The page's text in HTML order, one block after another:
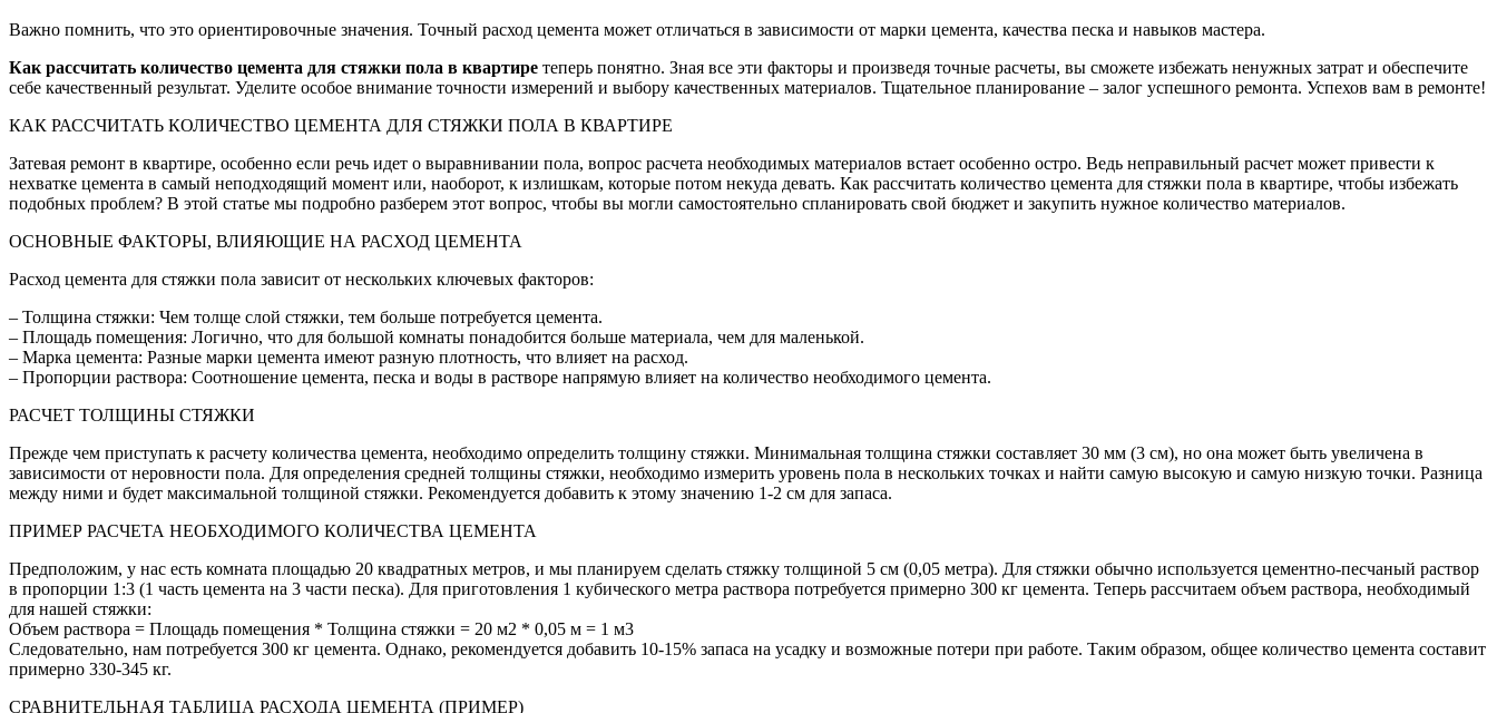
Важно помнить, что это ориентировочные значения. Точный расход цемента может отличаться в зависимости от марки цемента, качества песка и навыков мастера.
Как рассчитать количество цемента для стяжки пола в квартире теперь понятно. Зная все эти факторы и произведя точные расчеты, вы сможете избежать ненужных затрат и обеспечите
себе качественный результат. Уделите особое внимание точности измерений и выбору качественных материалов. Тщательное планирование – залог успешного ремонта. Успехов вам в ремонте!
КАК РАССЧИТАТЬ КОЛИЧЕСТВО ЦЕМЕНТА ДЛЯ СТЯЖКИ ПОЛА В КВАРТИРЕ
Затевая ремонт в квартире, особенно если речь идет о выравнивании пола, вопрос расчета необходимых материалов встает особенно остро. Ведь неправильный расчет может привести к
нехватке цемента в самый неподходящий момент или, наоборот, к излишкам, которые потом некуда девать. Как рассчитать количество цемента для стяжки пола в квартире, чтобы избежать
подобных проблем? В этой статье мы подробно разберем этот вопрос, чтобы вы могли самостоятельно спланировать свой бюджет и закупить нужное количество материалов.
ОСНОВНЫЕ ФАКТОРЫ, ВЛИЯЮЩИЕ НА РАСХОД ЦЕМЕНТА
Расход цемента для стяжки пола зависит от нескольких ключевых факторов:
– Толщина стяжки: Чем толще слой стяжки, тем больше потребуется цемента.
– Площадь помещения: Логично, что для большой комнаты понадобится больше материала, чем для маленькой.
– Марка цемента: Разные марки цемента имеют разную плотность, что влияет на расход.
– Пропорции раствора: Соотношение цемента, песка и воды в растворе напрямую влияет на количество необходимого цемента.
РАСЧЕТ ТОЛЩИНЫ СТЯЖКИ
Прежде чем приступать к расчету количества цемента, необходимо определить толщину стяжки. Минимальная толщина стяжки составляет 30 мм (3 см), но она может быть увеличена в
зависимости от неровности пола. Для определения средней толщины стяжки, необходимо измерить уровень пола в нескольких точках и найти самую высокую и самую низкую точки. Разница
между ними и будет максимальной толщиной стяжки. Рекомендуется добавить к этому значению 1-2 см для запаса.
ПРИМЕР РАСЧЕТА НЕОБХОДИМОГО КОЛИЧЕСТВА ЦЕМЕНТА
Предположим, у нас есть комната площадью 20 квадратных метров, и мы планируем сделать стяжку толщиной 5 см (0,05 метра). Для стяжки обычно используется цементно-песчаный раствор
в пропорции 1:3 (1 часть цемента на 3 части песка). Для приготовления 1 кубического метра раствора потребуется примерно 300 кг цемента. Теперь рассчитаем объем раствора, необходимый
для нашей стяжки:
Объем раствора = Площадь помещения * Толщина стяжки = 20 м2 * 0,05 м = 1 м3
Следовательно, нам потребуется 300 кг цемента. Однако, рекомендуется добавить 10-15% запаса на усадку и возможные потери при работе. Таким образом, общее количество цемента составит
примерно 330-345 кг.
СРАВНИТЕЛЬНАЯ ТАБЛИЦА РАСХОДА ЦЕМЕНТА (ПРИМЕР)